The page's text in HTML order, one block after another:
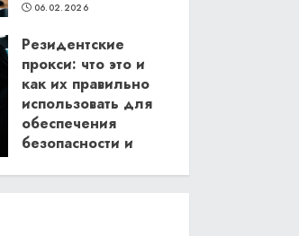
06.02.2026
Резидентские
прокси: что это и
как их правильно
использовать для
обеспечения
безопасности и